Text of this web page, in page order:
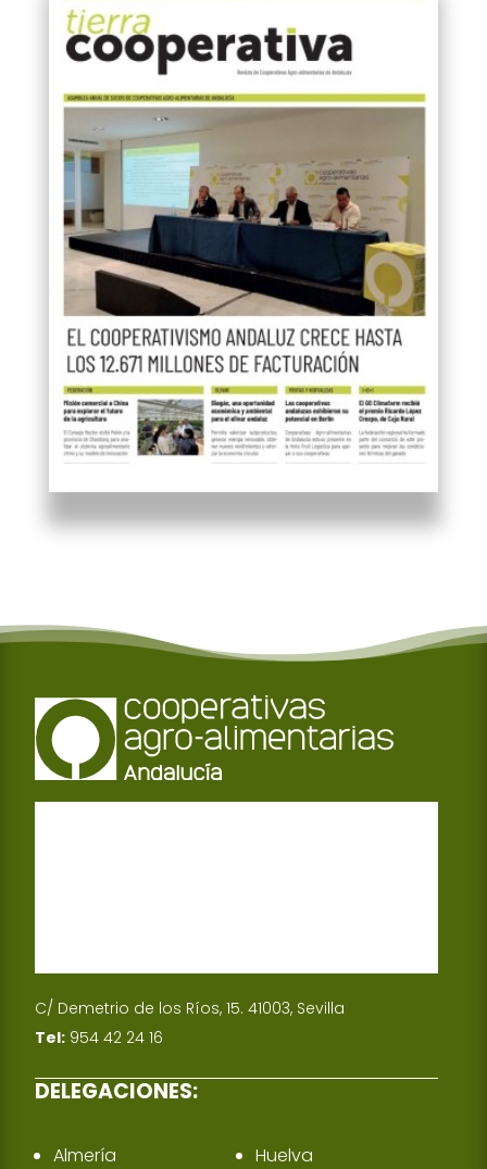
C/ Demetrio de los Ríos, 15. 41003, Sevilla
Tel: 954 42 24 16
DELEGACIONES:
Almería
Huelva